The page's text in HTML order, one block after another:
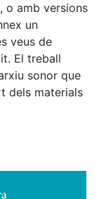
o amb versions
un
veus de
El treball
sonor que
dels materials